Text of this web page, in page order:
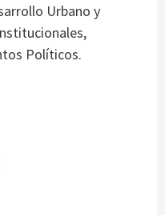
Urbano y
Políticos.